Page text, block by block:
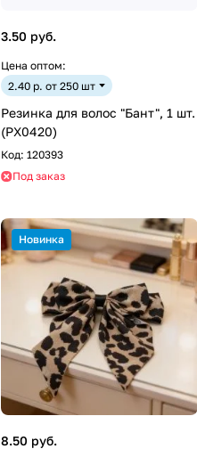
3.50 руб.
Цена оптом:
2.40 р. от 250 шт
Резинка для волос "Бант", 1 шт.
(PX0420)
Код: 120393
Под заказ
Новинка
8.50 руб.